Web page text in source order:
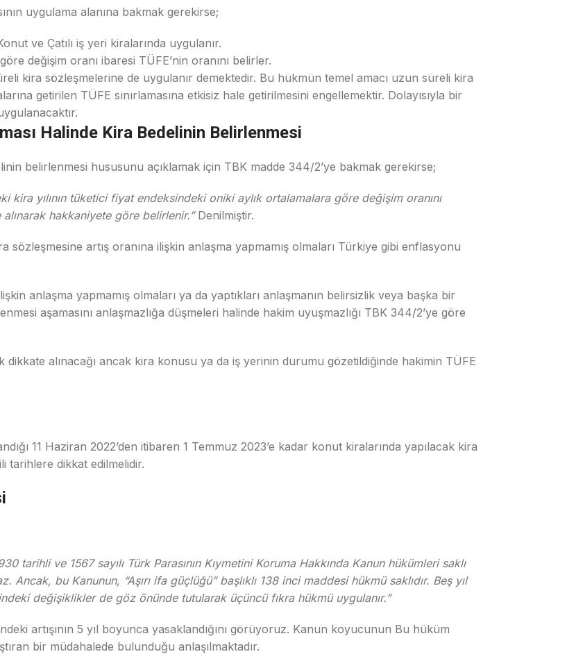
uygulama alanına bakmak gerekirse;
ve Çatılı iş yeri kiralarında uygulanır.
değişim oranı ibaresi TÜFE’nin oranını belirler.
kira sözleşmelerine de uygulanır demektedir. Bu hükmün temel amacı uzun süreli kira
getirilen TÜFE sınırlamasına etkisiz hale getirilmesini engellemektir. Dolayısıyla bir
Halinde Kira Bedelinin Belirlenmesi
belirlenmesi hususunu açıklamak için TBK madde 344/2’ye bakmak gerekirse;
yılının tüketici fiyat endeksindeki oniki aylık ortalamalara göre değişim oranını
hakkaniyete göre belirlenir.”Denilmiştir.
sözleşmesine artış oranına ilişkin anlaşma yapmamış olmaları Türkiye gibi enflasyonu
anlaşma yapmamış olmaları ya da yaptıkları anlaşmanın belirsizlik veya başka bir
aşamasını anlaşmazlığa düşmeleri halinde hakim uyuşmazlığı TBK 344/2’ye göre
dikkate alınacağı ancak kira konusu ya da iş yerinin durumu gözetildiğinde hakimin TÜFE
11 Haziran 2022’den itibaren 1 Temmuz 2023’e kadar konut kiralarında yapılacak kira
tarihlere dikkat edilmelidir.
tarihli ve 1567 sayılı Türk Parasının Kıymetini Koruma Hakkında Kanun hükümleri saklı
bu Kanunun, “Aşırı ifa güçlüğü” başlıklı 138 inci maddesi hükmü saklıdır. Beş yıl
değişiklikler de göz önünde tutularak üçüncü fıkra hükmü uygulanır.”
artışının 5 yıl boyunca yasaklandığını görüyoruz. Kanun koyucunun Bu hüküm
bir müdahalede bulunduğu anlaşılmaktadır.